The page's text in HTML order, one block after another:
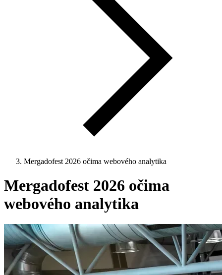
Mergadofest 2026 očima webového analytika
Mergadofest 2026 očima
webového analytika